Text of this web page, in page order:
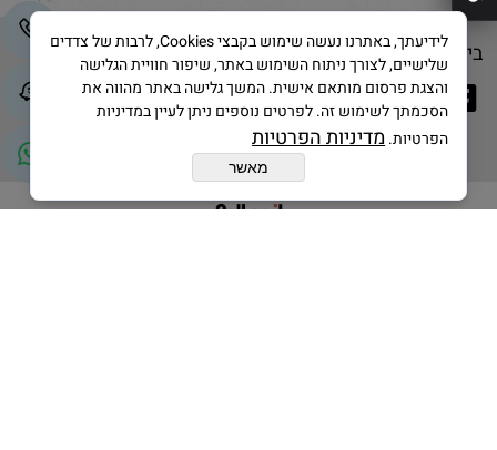
בייק אנד קייק © 2025 All Rights Reserved
לידיעתך, באתרנו נעשה שימוש בקבצי Cookies, לרבות של צדדים
שלישיים, לצורך ניתוח השימוש באתר, שיפור חוויית הגלישה
והצגת פרסום מותאם אישית. המשך גלישה באתר מהווה את
הסכמתך לשימוש זה. לפרטים נוספים ניתן לעיין במדיניות
הפרטיות.מדיניות הפרטיות
מאשר